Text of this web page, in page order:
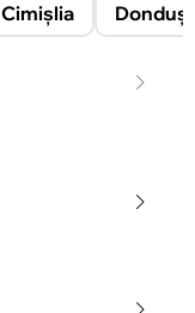
Cimișlia